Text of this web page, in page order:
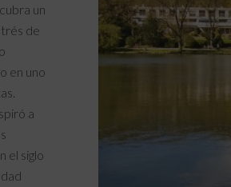
un
de
en uno
a
el siglo